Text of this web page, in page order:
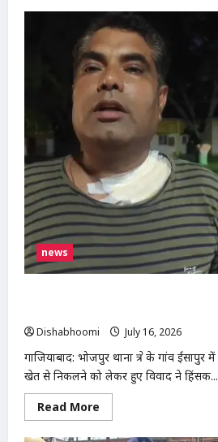
Modinagar
:
मोदीनगर
के
बुदाना
गांव
में
बेटे
ने
पिता
को
गोली
मौत
के
घाट,
आरोपी
फरार
news
Dishabhoomi
July 16, 2026
गाजियाबाद: भोजपुर थाना क्षेत्र के गांव ईसापुर में
खेत से निकलने को लेकर हुए विवाद ने हिंसक...
Read More
more